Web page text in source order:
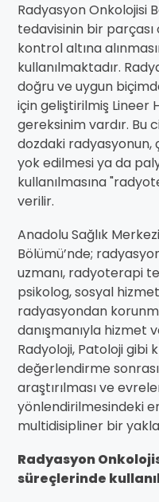
Radyasyon Onkolojisi
tedavisinin bir
kontrol altına
kullanılmaktadır.
doğru ve uygun
için geliştirilmiş Lineer
gereksinim vardır. Bu
dozdaki radyasyonun,
yok edilmesi ya da
kullanılmasına
verilir.
Anadolu Sağlık
Bölümü’nde;
uzmanı, radyoterapi
psikolog, sosyal
radyasyondan
danışmanıyla hizmet
Radyoloji, Patoloji gibi
değerlendirme
araştırılması ve
yönlendirilmesindeki
multidisipliner bir
Radyasyon
süreçlerinde